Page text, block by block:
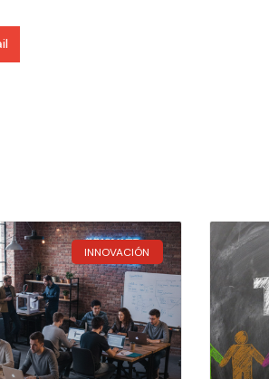
INNOVACIÓN